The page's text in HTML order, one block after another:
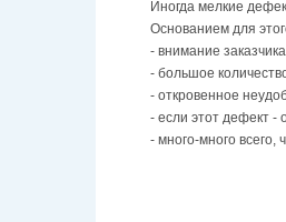
Иногда мелкие
Основанием для
- внимание
- большое
- откровенное
- если этот дефект -
- много-много всего,